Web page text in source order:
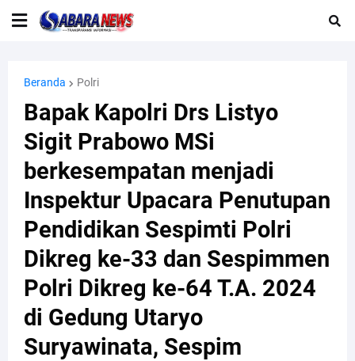
Beranda Polri
Bapak Kapolri Drs Listyo
Sigit Prabowo MSi
berkesempatan menjadi
Inspektur Upacara Penutupan
Pendidikan Sespimti Polri
Dikreg ke-33 dan Sespimmen
Polri Dikreg ke-64 T.A. 2024
di Gedung Utaryo
Suryawinata, Sespim